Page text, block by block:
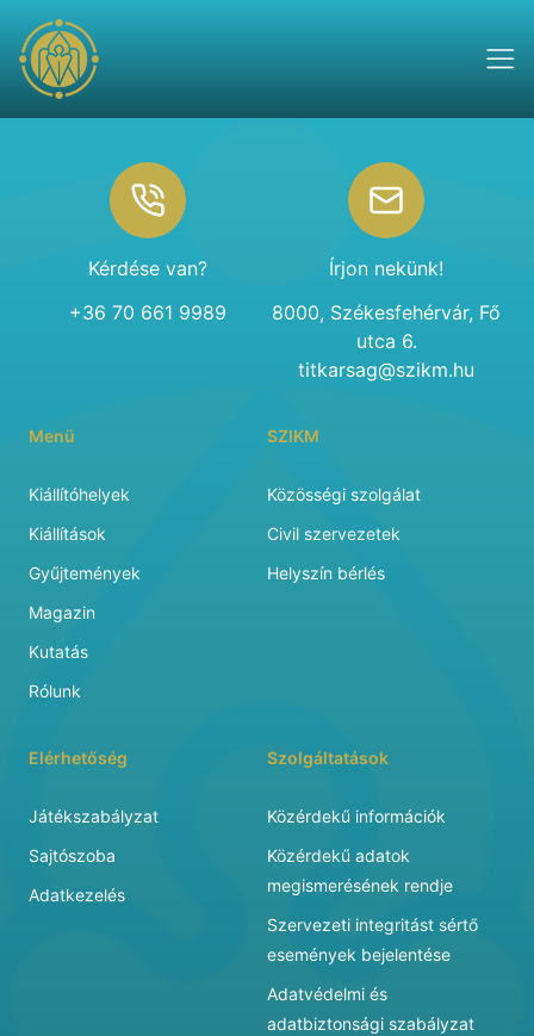
Kérdése van?
+36 70 661 9989
Írjon nekünk!
8000, Székesfehérvár, Fő
utca 6.
titkarsag@szikm.hu
Menü
Kiállítóhelyek
Kiállítások
Gyűjtemények
Magazin
Kutatás
Rólunk
SZIKM
Közösségi szolgálat
Civil szervezetek
Helyszín bérlés
Elérhetőség
Játékszabályzat
Sajtószoba
Adatkezelés
Szolgáltatások
Közérdekű információk
Közérdekű adatok
megismerésének rendje
Szervezeti integritást sértő
események bejelentése
Adatvédelmi és
adatbiztonsági szabályzat